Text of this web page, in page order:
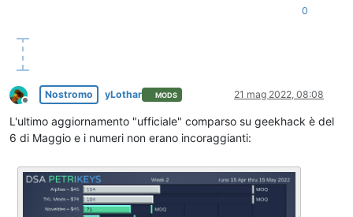
0
Non in linea
Nostromo yLothar MODS 21 mag 2022, 08:08
L'ultimo aggiornamento "ufficiale" comparso su geekhack è del
6 di Maggio e i numeri non erano incoraggianti: